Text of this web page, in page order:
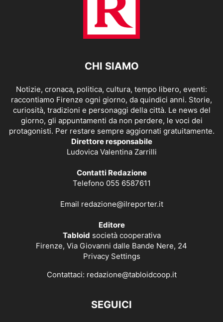
CHI SIAMO
Notizie, cronaca, politica, cultura, tempo libero, eventi:
raccontiamo Firenze ogni giorno, da quindici anni. Storie,
curiosità, tradizioni e personaggi della città. Le news del
giorno, gli appuntamenti da non perdere, le voci dei
protagonisti. Per restare sempre aggiornati gratuitamente.
Direttore responsabile
Ludovica Valentina Zarrilli
Contatti Redazione
Telefono 055 6587611
Email redazione@ilreporter.it
Editore
Tabloid società cooperativa
Firenze, Via Giovanni dalle Bande Nere, 24
Privacy Settings
Contattaci: redazione@tabloidcoop.it
SEGUICI